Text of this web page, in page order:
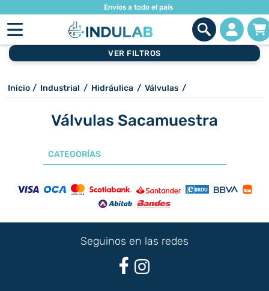
Envíos a todo el país
VER FILTROS
Inicio / Industrial / Hidráulica / Válvulas /
Válvulas Sacamuestra
CATEGORÍAS
Seguinos en las redes